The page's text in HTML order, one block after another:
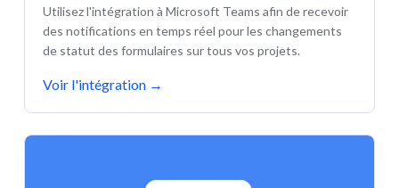
Utilisez l'intégration à Microsoft Teams afin de recevoir
des notifications en temps réel pour les changements
de statut des formulaires sur tous vos projets.
Voir l'intégration →